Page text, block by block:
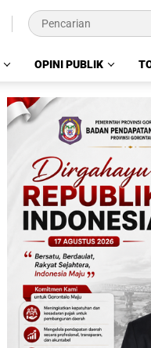
OPINI PUBLIK